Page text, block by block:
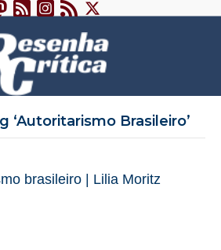
‘Autoritarismo Brasileiro’
brasileiro | Lilia Moritz